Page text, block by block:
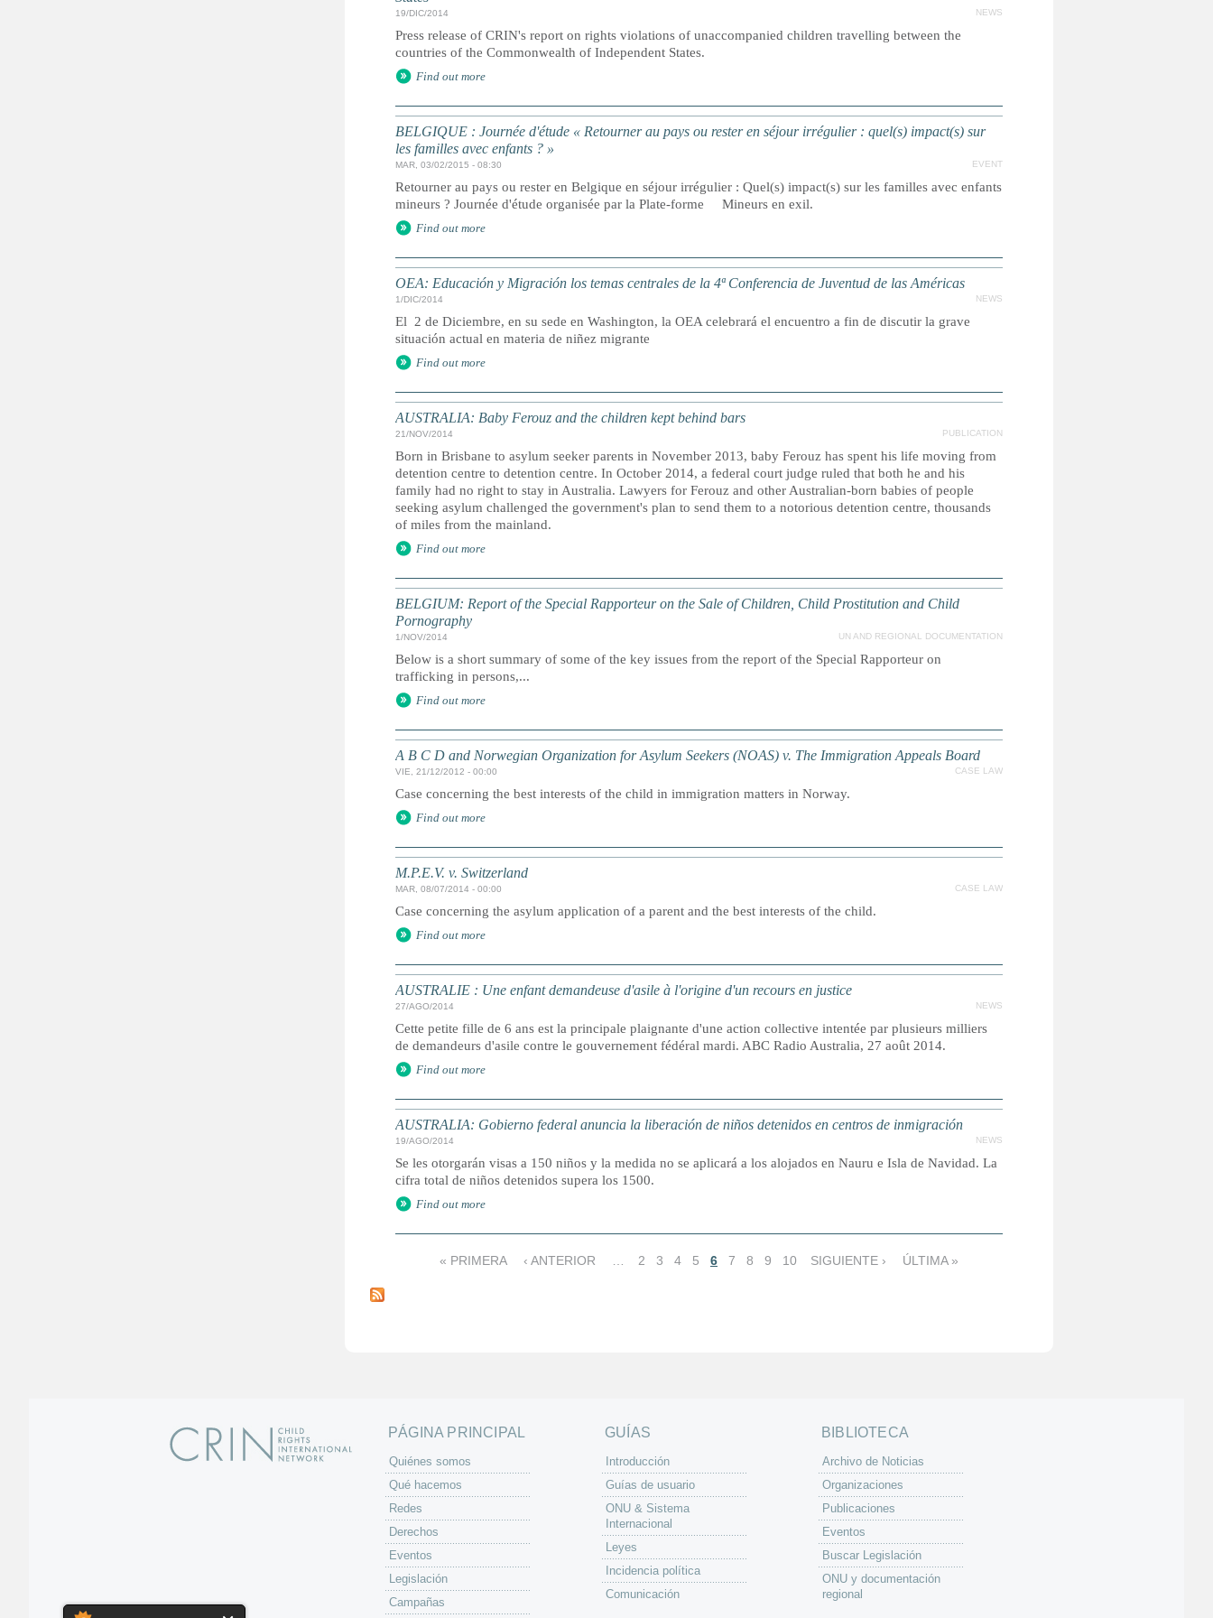
19/DIC/2014 NEWS
Press release of CRIN's report on rights violations of unaccompanied children travelling between the
countries of the Commonwealth of Independent States.
Find out more
BELGIQUE : Journée d'étude « Retourner au pays ou rester en séjour irrégulier : quel(s) impact(s) sur
les familles avec enfants ? »
MAR, 03/02/2015 - 08:30 EVENT
Retourner au pays ou rester en Belgique en séjour irrégulier : Quel(s) impact(s) sur les familles avec enfants
mineurs ? Journée d'étude organisée par la Plate‐forme Mineurs en exil.
Find out more
OEA: Educación y Migración los temas centrales de la 4ª Conferencia de Juventud de las Américas
1/DIC/2014 NEWS
El 2 de Diciembre, en su sede en Washington, la OEA celebrará el encuentro a fin de discutir la grave
situación actual en materia de niñez migrante
Find out more
AUSTRALIA: Baby Ferouz and the children kept behind bars
21/NOV/2014 PUBLICATION
Born in Brisbane to asylum seeker parents in November 2013, baby Ferouz has spent his life moving from
detention centre to detention centre. In October 2014, a federal court judge ruled that both he and his
family had no right to stay in Australia. Lawyers for Ferouz and other Australian-born babies of people
seeking asylum challenged the government's plan to send them to a notorious detention centre, thousands
of miles from the mainland.
Find out more
BELGIUM: Report of the Special Rapporteur on the Sale of Children, Child Prostitution and Child
Pornography
1/NOV/2014 UN AND REGIONAL DOCUMENTATION
Below is a short summary of some of the key issues from the report of the Special Rapporteur on
trafficking in persons,...
Find out more
A B C D and Norwegian Organization for Asylum Seekers (NOAS) v. The Immigration Appeals Board
VIE, 21/12/2012 - 00:00 CASE LAW
Case concerning the best interests of the child in immigration matters in Norway.
Find out more
M.P.E.V. v. Switzerland
MAR, 08/07/2014 - 00:00 CASE LAW
Case concerning the asylum application of a parent and the best interests of the child.
Find out more
AUSTRALIE : Une enfant demandeuse d'asile à l'origine d'un recours en justice
27/AGO/2014 NEWS
Cette petite fille de 6 ans est la principale plaignante d'une action collective intentée par plusieurs milliers
de demandeurs d'asile contre le gouvernement fédéral mardi. ABC Radio Australia, 27 août 2014.
Find out more
AUSTRALIA: Gobierno federal anuncia la liberación de niños detenidos en centros de inmigración
19/AGO/2014 NEWS
Se les otorgarán visas a 150 niños y la medida no se aplicará a los alojados en Nauru e Isla de Navidad. La
cifra total de niños detenidos supera los 1500.
Find out more
á
« PRIMERA ‹ ANTERIOR 2 3 4 5 6 7 8 9 10 SIGUIENTE › ÚLTIMA »
PÁGINA PRINCIPAL
Quiénes somos
Qué hacemos
Redes
Derechos
Eventos
Legislación
Campañas
GUÍAS
Introducción
Guías de usuario
ONU & Sistema
Internacional
Leyes
Incidencia política
Comunicación
BIBLIOTECA
Archivo de Noticias
Organizaciones
Publicaciones
Eventos
Buscar Legislación
ONU y documentación
regional